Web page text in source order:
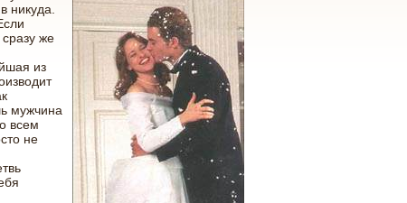
никуда.
же
из
мужчина
всем
не